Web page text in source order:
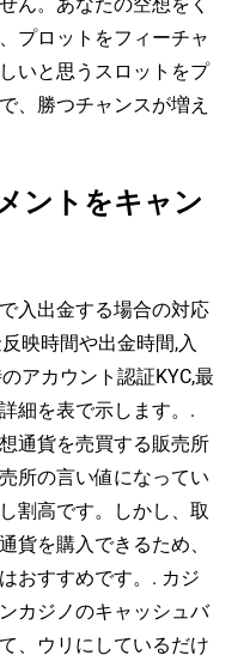
ん。あなたの空想をく
プロットをフィーチャ
いと思うスロットをプ
、勝つチャンスが増え
ントをキャン
入出金する場合の対応
映時間や出金時間,入
アカウント認証KYC,最
細を表で示します。.
通貨を売買する販売所
所の言い値になってい
割高です。しかし、取
貨を購入できるため、
おすすめです。. カジ
カジノのキャッシュバ
、ウリにしているだけ